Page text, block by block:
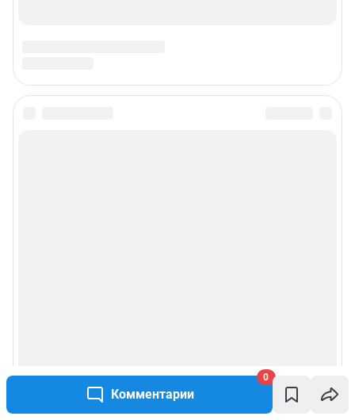
Комментарии
0